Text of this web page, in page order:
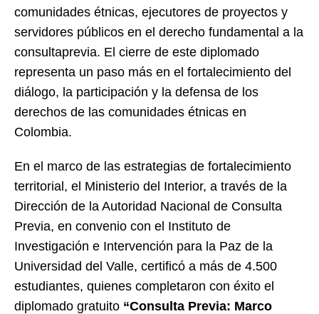
comunidades étnicas, ejecutores de proyectos y
servidores públicos en el derecho fundamental a la
consultaprevia. El cierre de este diplomado
representa un paso más en el fortalecimiento del
diálogo, la participación y la defensa de los
derechos de las comunidades étnicas en
Colombia.
En el marco de las estrategias de fortalecimiento
territorial, el Ministerio del Interior, a través de la
Dirección de la Autoridad Nacional de Consulta
Previa, en convenio con el Instituto de
Investigación e Intervención para la Paz de la
Universidad del Valle, certificó a más de 4.500
estudiantes, quienes completaron con éxito el
diplomado gratuito “Consulta Previa: Marco